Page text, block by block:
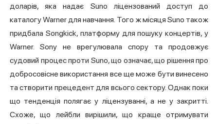
доларів, яка надає Suno ліцензований доступ до
каталогу Warner для навчання. Того ж місяця Suno також
придбала Songkick, платформу для пошуку концертів, у
Warner. Sony не врегулювала спору та продовжує
судовий процес проти Suno, що означає, що рішення про
добросовісне використання все ще може бути винесено
та створити прецедент для всього сектору. Однак поки
що тенденція полягає у ліцензуванні, а не у закритті.
Схоже, що лейбли вирішили, що краще отримувати